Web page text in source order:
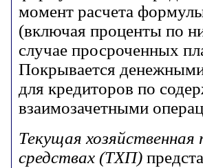
момент расчета
(включая проценты по
случае просроченных
Покрывается
для кредиторов по
взаимозачетными
Текущая
средствах (ТХП)